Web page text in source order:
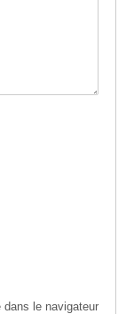
le navigateur